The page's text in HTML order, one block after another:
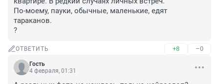
По-моему, пауки, обычные, маленькие, едят
тараканов.
?
ОТВЕТИТЬ +8 –0
Гость
4 февраля, 01:31